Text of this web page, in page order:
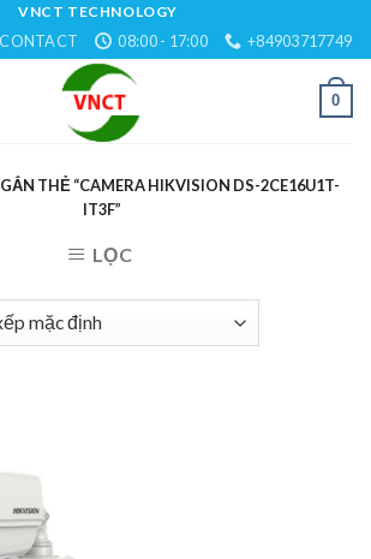
VNCT TECHNOLOGY
CONTACT 08:00 - 17:00 +84903717749
0
THẺ “CAMERA HIKVISION DS-2CE16U1T-
IT3F”
LỌC